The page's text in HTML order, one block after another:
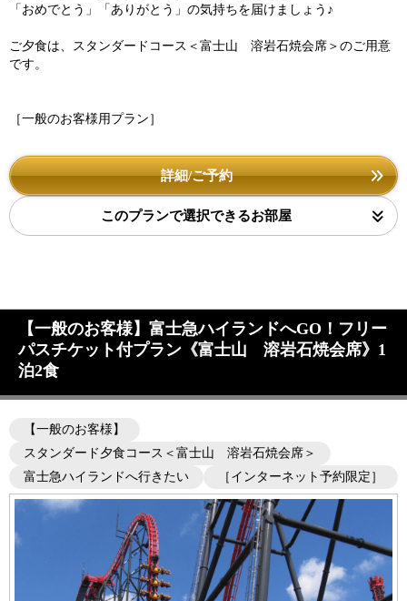
「おめでとう」「ありがとう」の気持ちを届けましょう♪
ご夕食は、スタンダードコース＜富士山 溶岩石焼会席＞のご用意
です。
［一般のお客様用プラン］
詳細/ご予約
このプランで選択できるお部屋
【一般のお客様】富士急ハイランドへGO！フリー
パスチケット付プラン《富士山 溶岩石焼会席》1
泊2食
【一般のお客様】
スタンダード夕食コース＜富士山 溶岩石焼会席＞
富士急ハイランドへ行きたい
［インターネット予約限定］